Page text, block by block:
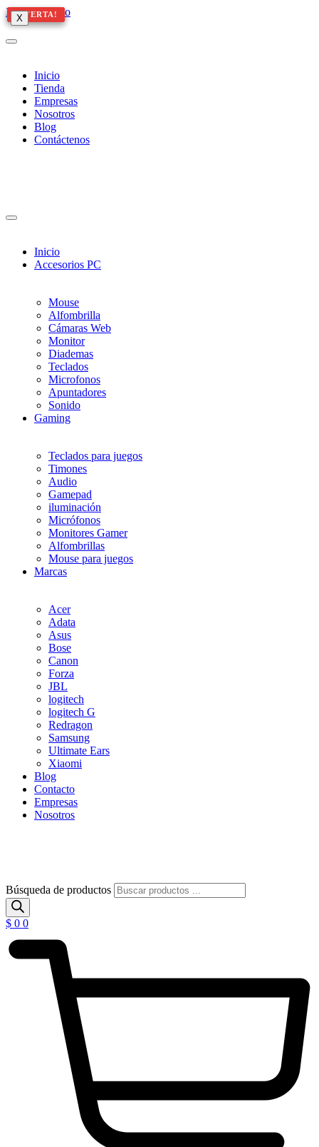
Ir al contenido
Inicio
Tienda
Empresas
Nosotros
Blog
Contáctenos
X
Inicio
Accesorios PC
Mouse
Alfombrilla
Cámaras Web
Monitor
Diademas
Teclados
Microfonos
Apuntadores
Sonido
Gaming
Teclados para juegos
Timones
Audio
Gamepad
iluminación
Micrófonos
Monitores Gamer
Alfombrillas
Mouse para juegos
Marcas
Acer
Adata
Asus
Bose
Canon
Forza
JBL
logitech
logitech G
Redragon
Samsung
Ultimate Ears
Xiaomi
Blog
Contacto
Empresas
Nosotros
X
Búsqueda de productos
$ 0 0
X
¡OFERTA!
¡OFERTA!
¡OFERTA!
¡OFERTA!